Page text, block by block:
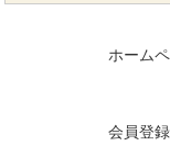
ホーム
会員登